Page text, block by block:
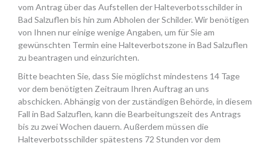
vom Antrag über das Aufstellen der Halteverbotsschilder in
Bad Salzuflen bis hin zum Abholen der Schilder. Wir benötigen
von Ihnen nur einige wenige Angaben, um für Sie am
gewünschten Termin eine Halteverbotszone in Bad Salzuflen
zu beantragen und einzurichten.
Bitte beachten Sie, dass Sie möglichst mindestens 14 Tage
vor dem benötigten Zeitraum Ihren Auftrag an uns
abschicken. Abhängig von der zuständigen Behörde, in diesem
Fall in Bad Salzuflen, kann die Bearbeitungszeit des Antrags
bis zu zwei Wochen dauern. Außerdem müssen die
Halteverbotsschilder spätestens 72 Stunden vor dem